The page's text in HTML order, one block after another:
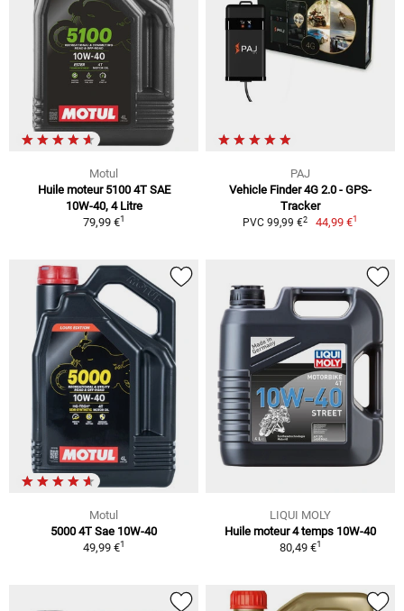
Motul
Huile moteur 5100 4T SAE
10W-40, 4 Litre
79,99 €1
PAJ
Vehicle Finder 4G 2.0 - GPS-
Tracker
PVC 99,99 €2 44,99 €1
Motul
5000 4T Sae 10W-40
49,99 €1
LIQUI MOLY
Huile moteur 4 temps 10W-40
80,49 €1